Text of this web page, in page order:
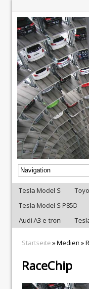
Tesla Model S
Tesla Model S P85D
Audi A3 e-tron
Startseite » Medien »
RaceChip